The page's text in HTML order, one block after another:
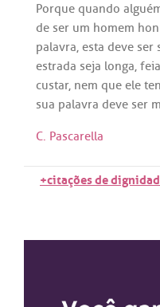
Porque quando
de ser um homem
palavra, esta deve ser
estrada seja longa, feia
custar, nem que ele
sua palavra deve ser
C. Pascarella
+citações de